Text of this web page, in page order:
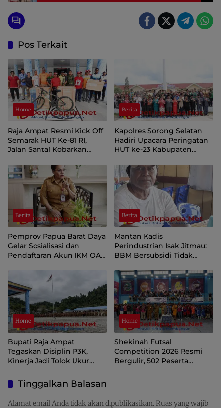
Pos Terkait
Home
Raja Ampat Resmi Kick Off
Semarak HUT Ke-81 RI,
Jalan Santai Kobarkan
Nasionalisme
Berita
Kapolres Sorong Selatan
Hadiri Upacara Peringatan
HUT ke-23 Kabupaten
Berita
Pemprov Papua Barat Daya
Gelar Sosialisasi dan
Pendaftaran Akun IKM OAP
Berita
Mantan Kadis
Perindustrian Isak Jitmau:
BBM Bersubsidi Tidak
Distribusi Perlu Diperkuat
Home
Bupati Raja Ampat
Tegaskan Disiplin P3K,
Kinerja Jadi Tolok Ukur
Home
Shekinah Futsal
Competition 2026 Resmi
Bergulir, 502 Peserta
Tinggalkan Balasan
Alamat email Anda tidak akan dipublikasikan. Ruas yang wajib